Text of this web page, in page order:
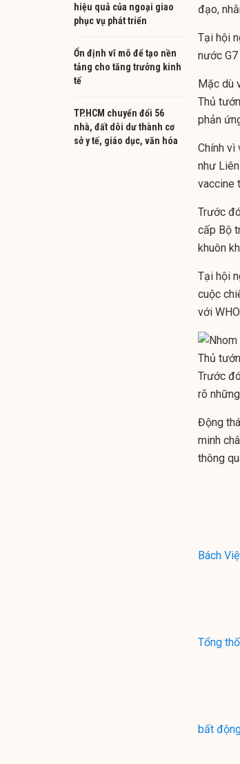
hiệu quả của ngoại giao
phục vụ phát triển
Ổn định vĩ mô để tạo nền
tảng cho tăng trưởng kinh
tế
TP.HCM chuyển đổi 56
nhà, đất dôi dư thành cơ
sở y tế, giáo dục, văn hóa
đạo,
Tại hội
nước
Mặc dù
Thủ
phản
Chính vì
như
vaccine
Trước
cấp Bộ
khuôn
Tại hội
cuộc
với WHO.
Thủ
Trước
rõ
Động
minh
thông
Bách
Tổng
bất